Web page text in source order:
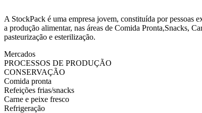
A StockPack é uma empresa jovem, constituída por pessoas
a produção alimentar, nas áreas de Comida Pronta,Snacks,
pasteurização e esterilização.
Mercados
PROCESSOS DE PRODUÇÃO
CONSERVAÇÃO
Comida pronta
Refeições frias/snacks
Carne e peixe fresco
Refrigeração